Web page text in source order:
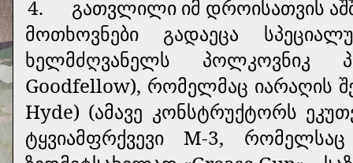
4.
გათვლილი იმ დროისათვის
მოთხოვნები გადაეცა
ხელმძღვანელს პოლკოვნიკ
Goodfellow), რომელმაც იარაღის
Hyde) (ამავე კონსტრუქტორს
ტყვიამფრქვევი М-3,